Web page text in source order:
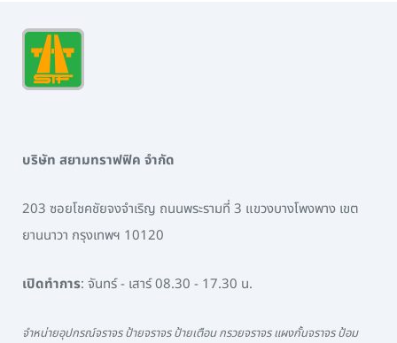
บริษัท สยามทราฟฟิค จำกัด
203 ซอยโชคชัยจงจำเริญ ถนนพระรามที่ 3 แขวงบางโพงพาง เขต
ยานนาวา กรุงเทพฯ 10120
เปิดทำการ: จันทร์ - เสาร์ 08.30 - 17.30 น.
จำหน่ายอุปกรณ์จราจร ป้ายจราจร ป้ายเตือน กรวยจราจร แผงกั้นจราจร ป้อม